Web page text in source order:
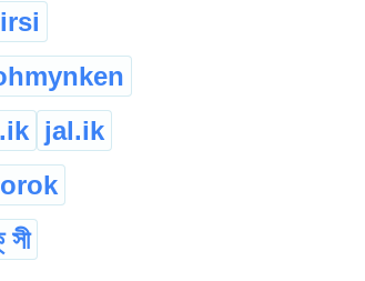
jal.ik
সী